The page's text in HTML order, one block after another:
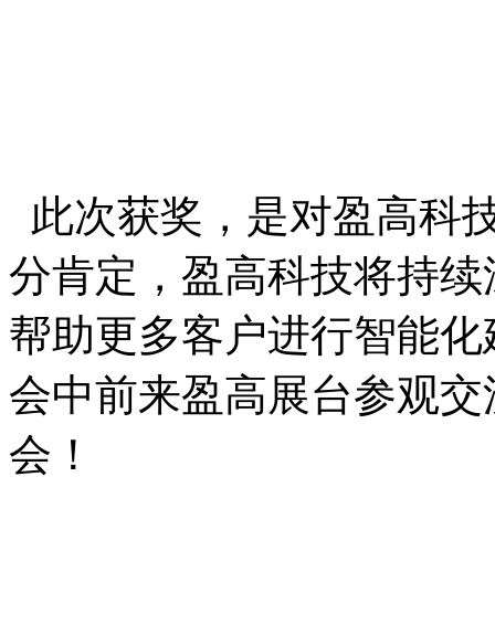
此次获奖，是对盈高科
分肯定，盈高科技将持
帮助更多客户进行智能
会中前来盈高展台参观
会！